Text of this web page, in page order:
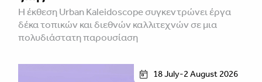
Η έκθεση Urban Kaleidoscope συγκεντρώνει έργα
δέκα τοπικών και διεθνών καλλιτεχνών σε μια
πολυδιάστατη παρουσίαση
18 July-2 August 2026